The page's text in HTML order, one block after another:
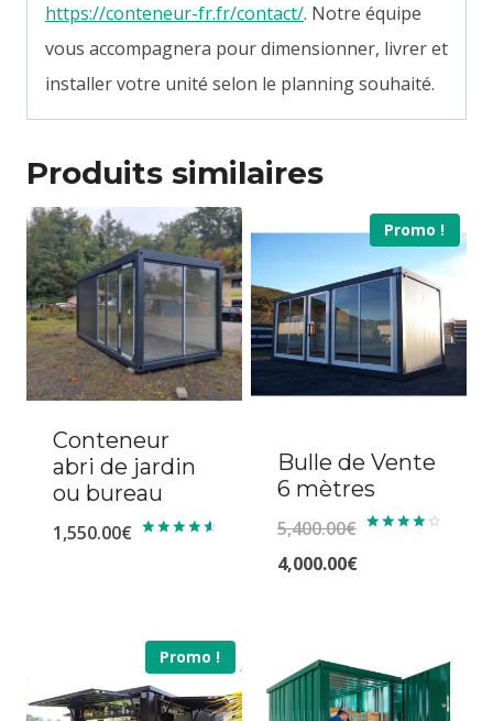
https://conteneur-fr.fr/contact/. Notre équipe
vous accompagnera pour dimensionner, livrer et
installer votre unité selon le planning souhaité.
Produits similaires
Conteneur
abri de jardin
ou bureau
1,550.00€
Promo !
Bulle de Vente
6 mètres
5,400.00€
Le
était :
5,400.00€.
4,000.00€
actuel
Promo !